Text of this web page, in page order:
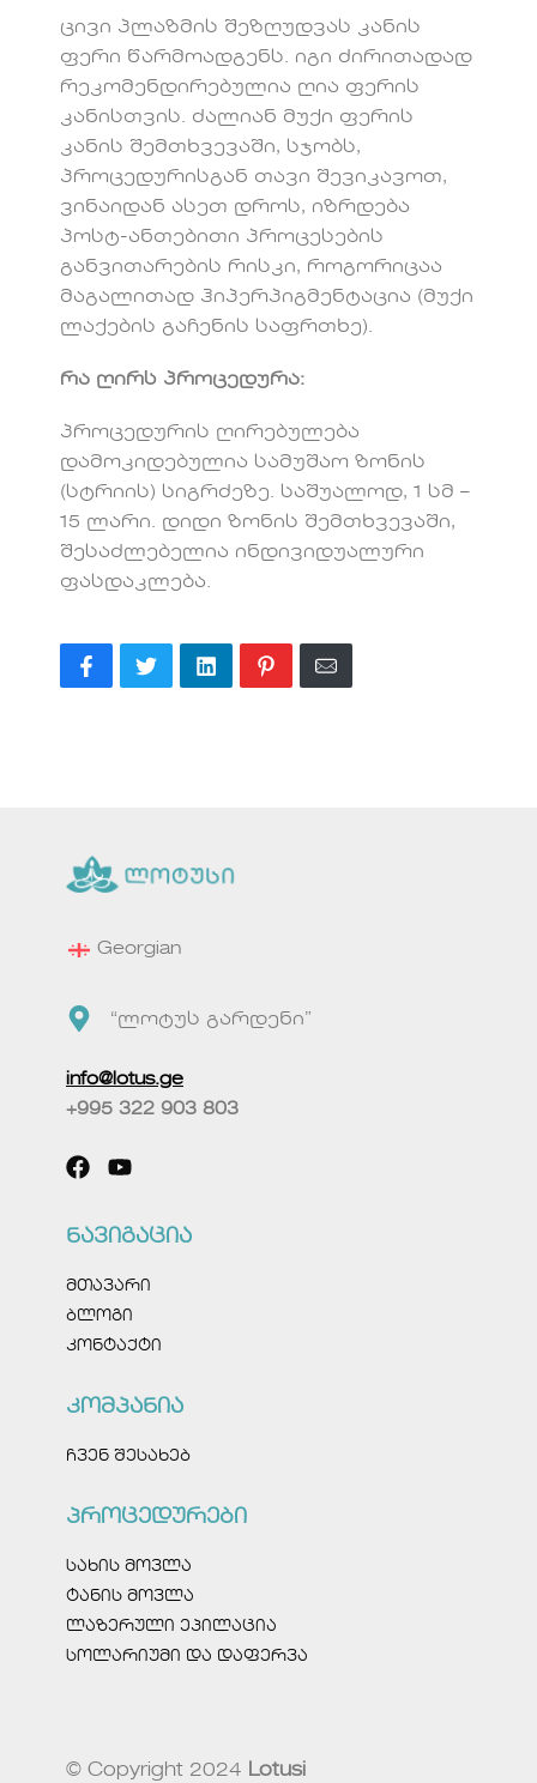
ცივი პლაზმის შეზღუდვას კანის
ფერი წარმოადგენს. იგი ძირითადად
რეკომენდირებულია ღია ფერის
კანისთვის. ძალიან მუქი ფერის
კანის შემთხვევაში, სჯობს,
პროცედურისგან თავი შევიკავოთ,
ვინაიდან ასეთ დროს, იზრდება
პოსტ-ანთებითი პროცესების
განვითარების რისკი, როგორიცაა
მაგალითად ჰიპერპიგმენტაცია (მუქი
ლაქების გაჩენის საფრთხე).
რა ღირს პროცედურა:
პროცედურის ღირებულება
დამოკიდებულია სამუშაო ზონის
(სტრიის) სიგრძეზე. საშუალოდ, 1 სმ –
15 ლარი. დიდი ზონის შემთხვევაში,
შესაძლებელია ინდივიდუალური
ფასდაკლება.
Georgian
“ლოტუს გარდენი”
info@lotus.ge
+995 322 903 803
ნავიგაცია
მთავარი
ბლოგი
კონტაქტი
კომპანია
ჩვენ შესახებ
პროცედურები
სახის მოვლა
ტანის მოვლა
ლაზერული ეპილაცია
სოლარიუმი და დაფერვა
© Copyright 2024 Lotusi